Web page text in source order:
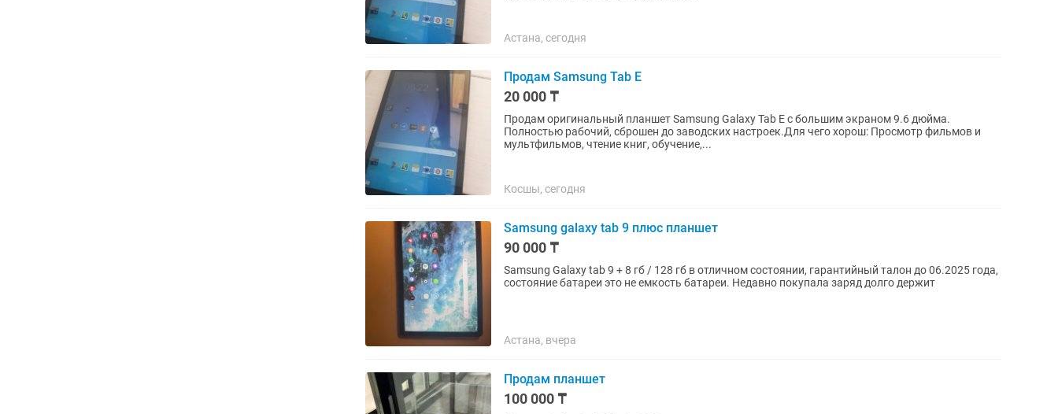
Астана, сегодня
Продам Samsung Tab E
20 000 ₸
Продам оригинальный планшет Samsung Galaxy Tab E с большим экраном 9.6 дюйма.
Полностью рабочий, сброшен до заводских настроек.Для чего хорош: Просмотр фильмов и
мультфильмов, чтение книг, обучение,...
Косшы, сегодня
Samsung galaxy tab 9 плюс планшет
90 000 ₸
Samsung Galaxy tab 9 + 8 гб / 128 гб в отличном состоянии, гарантийный талон до 06.2025 года,
состояние батареи это не емкость батареи. Недавно покупала заряд долго держит
Астана, вчера
Продам планшет
100 000 ₸